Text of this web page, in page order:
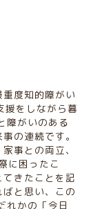
度知的障がい
援をしながら暮
障がいのある
の連続です。
事との両立、
に困ったこ
きたことを記
と思い、この
れかの「今日